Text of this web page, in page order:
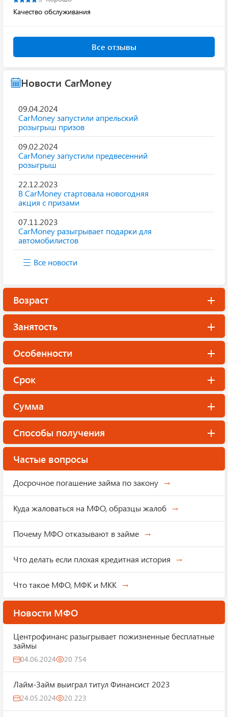
Качество обслуживания
Все отзывы
Новости CarMoney
09.04.2024
CarMoney запустили апрельский
розыгрыш призов
09.02.2024
CarMoney запустили предвесенний
розыгрыш
22.12.2023
В CarMoney стартовала новогодняя
акция с призами
07.11.2023
CarMoney разыгрывает подарки для
автомобилистов
Все новости
Возраст
Занятость
Особенности
Срок
Сумма
Способы получения
Частые вопросы
Досрочное погашение займа по закону
Куда жаловаться на МФО, образцы жалоб
Почему МФО отказывают в займе
Что делать если плохая кредитная история
Что такое МФО, МФК и МКК
Новости МФО
Центрофинанс разыгрывает пожизненные бесплатные
займы
04.06.2024 20 754
Лайм-Займ выиграл титул Финансист 2023
24.05.2024 20 223